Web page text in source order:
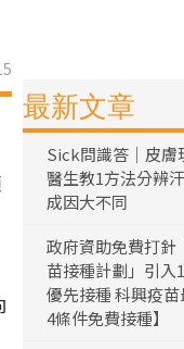
最新文章
Sick問識答｜皮膚
醫生教1方法分辨
成因大不同
政府資助免費打針
苗接種計劃」引入
優先接種 科興疫
4條件免費接種】